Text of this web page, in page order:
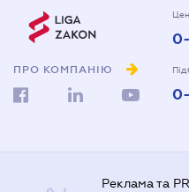
ПРО КОМПАНІЮ
Реклама та PR